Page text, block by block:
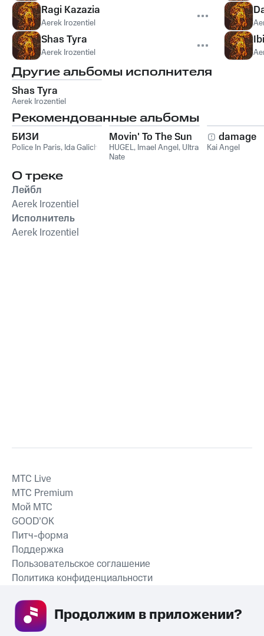
Ragi Kazazia
Aerek Irozentiel
Shas Tyra
Aerek Irozentiel
Другие альбомы исполнителя
Shas Tyra
Aerek Irozentiel
Рекомендованные альбомы
БИЗИ
Police In Paris, Ida Galich
Movin' To The Sun
HUGEL, Imael Angel, Ultra
Nate
damage
Kai Angel
О треке
Лейбл
Aerek Irozentiel
Исполнитель
Aerek Irozentiel
СКАЧАТЬ ПРИЛОЖЕНИЕ
MTС Live
MTС Premium
Мой МТС
GOOD’OK
Питч-форма
Поддержка
Пользовательское соглашение
Политика конфиденциальности